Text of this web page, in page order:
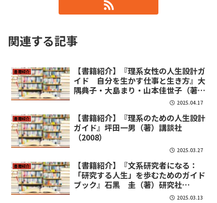
関連する記事
書籍紹介
【書籍紹介】『理系女性の人生設計ガ
イド 自分を生かす仕事と生き方』大
隅典子・大島まり・山本佳世子（著）
2025.04.17
書籍紹介
【書籍紹介】『理系のための人生設計
ガイド』坪田一男（著）講談社
（2008）
2025.03.27
書籍紹介
【書籍紹介】『文系研究者になる：
「研究する人生」を歩むためのガイド
ブック』石黒 圭（著）研究社
2025.03.13